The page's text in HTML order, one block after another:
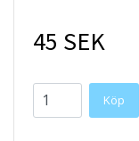
45 SEK
Köp